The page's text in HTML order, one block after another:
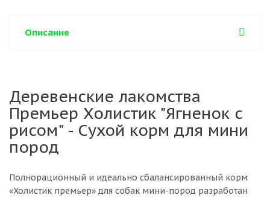
Описание
Деревенские лакомства
Премьер Холистик "Ягненок с
рисом" - Сухой корм для мини
пород
Полнорационный и идеально сбалансированный корм
«Холистик премьер» для собак мини-пород разработан